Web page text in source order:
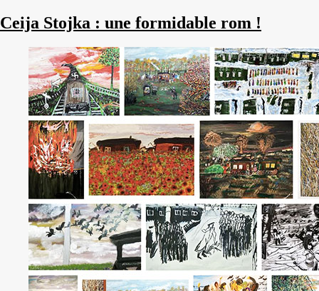
Ceija Stojka : une formidable rom !